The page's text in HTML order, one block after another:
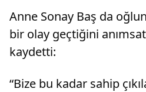
Anne Sonay Baş da
bir olay geçtiğini
kaydetti:
“Bize bu kadar sahip